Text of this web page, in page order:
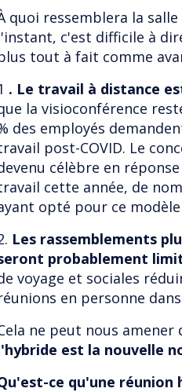
quoi ressemblera la
c'est difficile à
tout à fait comme
. Le travail à distance
la visioconférence
des employés
post-COVID. Le
célèbre en
cette année, de
opté pour ce
Les rassemblements
probablement
voyage et sociales
en personne
ne peut nous amener
est la nouvelle
ce qu'une réunion